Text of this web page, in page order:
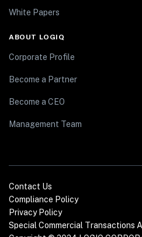
White Papers
ABOUT LOGIQ
Corporate Profile
Become a Partner
Become a CEO
Management Team
Contact Us
Compliance Policy
Privacy Policy
Special Commercial Transactions